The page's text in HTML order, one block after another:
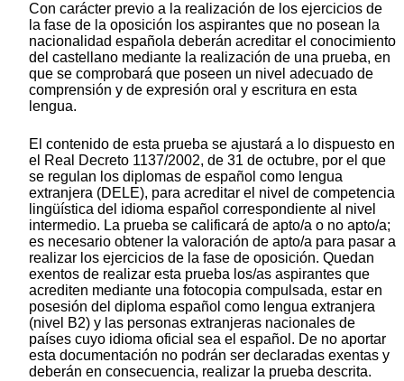
Con carácter previo a la realización de los ejercicios de
la fase de la oposición los aspirantes que no posean la
nacionalidad española deberán acreditar el conocimiento
del castellano mediante la realización de una prueba, en
que se comprobará que poseen un nivel adecuado de
comprensión y de expresión oral y escritura en esta
lengua.
El contenido de esta prueba se ajustará a lo dispuesto en
el Real Decreto 1137/2002, de 31 de octubre, por el que
se regulan los diplomas de español como lengua
extranjera (DELE), para acreditar el nivel de competencia
lingüística del idioma español correspondiente al nivel
intermedio. La prueba se calificará de apto/a o no apto/a;
es necesario obtener la valoración de apto/a para pasar a
realizar los ejercicios de la fase de oposición. Quedan
exentos de realizar esta prueba los/as aspirantes que
acrediten mediante una fotocopia compulsada, estar en
posesión del diploma español como lengua extranjera
(nivel B2) y las personas extranjeras nacionales de
países cuyo idioma oficial sea el español. De no aportar
esta documentación no podrán ser declaradas exentas y
deberán en consecuencia, realizar la prueba descrita.